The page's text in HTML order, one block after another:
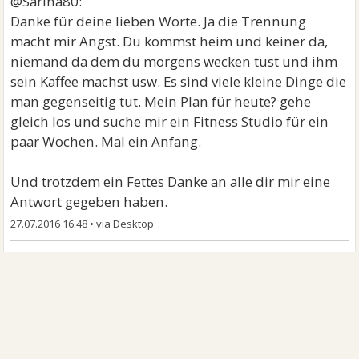
Danke für deine lieben Worte. Ja die Trennung
macht mir Angst. Du kommst heim und keiner da,
niemand da dem du morgens wecken tust und ihm
sein Kaffee machst usw. Es sind viele kleine Dinge die
man gegenseitig tut. Mein Plan für heute? gehe
gleich los und suche mir ein Fitness Studio für ein
paar Wochen. Mal ein Anfang.
Und trotzdem ein Fettes Danke an alle dir mir eine
Antwort gegeben haben.
27.07.2016 16:48 •